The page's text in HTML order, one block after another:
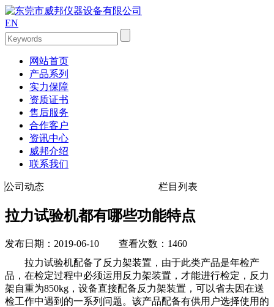
EN
网站首页
产品系列
实力保障
资质证书
售后服务
合作客户
资讯中心
威邦介绍
联系我们
公司动态 栏目列表
拉力试验机都有哪些功能特点
发布日期：2019-06-10 查看次数：1460
拉力试验机配备了反力架装置，由于此类产品是年检产
品，在检定过程中必须运用反力架装置，才能进行检定，反力
架自重为850kg，设备直接配备反力架装置，可以省去因在送
检工作中遇到的一系列问题。该产品配备有供用户选择使用的